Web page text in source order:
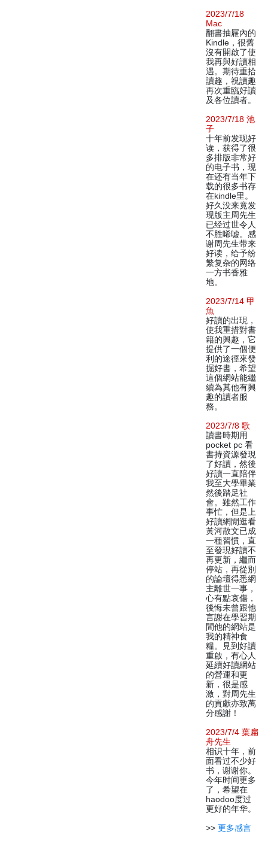
2023/7/18
Mac
翻書抽屜內的
Kindle，很舊
沒有開啟了使
我再與好讀相
遇。期待重拾
讀趣，祝讀趣
再次重臨好讀
及各位讀者。
2023/7/18 池
子
十年前发现好
读，获得了很
多排版非常好
的电子书，现
在还有当年下
载的很多书存
在kindle里。
好久没来竟发
现版主周先生
已经过世令人
不胜唏嘘。感
谢周先生带来
好读，给予纷
繁复杂的网络
一方书香雅
地。
2023/7/14 甲
魚
好讀的出現，
使我重措對書
籍的興趣，它
提供了一個便
利的途徑來發
掘好書，希望
這個網站能繼
續為其他有興
趣的讀者服
務。
2023/7/8 歌
讀書時期用
pocket pc 看
書持資源發現
了好讀，然後
好讀一直陪伴
我至大學畢業
然後踏足社
會。雖然工作
事忙，但是上
好讀網閒逛看
黃河散文已成
一種習慣，直
至發現好讀不
再更新，繼而
停站，再從別
的論壇得悉網
主離世一事，
心有點哀傷，
後悔未曾跟他
言謝在學習期
間他的網站是
我的精神食
糧。見到好讀
重啟，有心人
延續好讀網站
的營運和更
新，很是感
激，對周先生
的貢獻亦致萬
分感謝！
2023/7/4 葉扁
舟先生
相识十年，前
面看过不少好
书，谢谢你。
今年时间更多
了，希望在
haodoo度过
更好的年华。
>> 更多感言